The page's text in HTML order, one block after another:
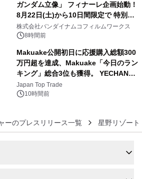
ガンダム立像」 フィナーレ企画始動！
8月22日(土)から10日間限定で 特別映
像『UNICORN GUNDAM Statue ―
BEYOND POSSIBILITY ―』を上映！
株式会社バンダイナムコフィルムワークス
8時間前
Makuake公開初日に応援購入総額300
万円超を達成、Makuake「今日のラン
キング」総合3位も獲得。 YECHAN音
浴シンギングボウル第2弾の大型サイ
ズ（XL・2XL・3XL）を先行販売中
Japan Top Trade
10時間前
ーのプレスリリース一覧 星野リゾート